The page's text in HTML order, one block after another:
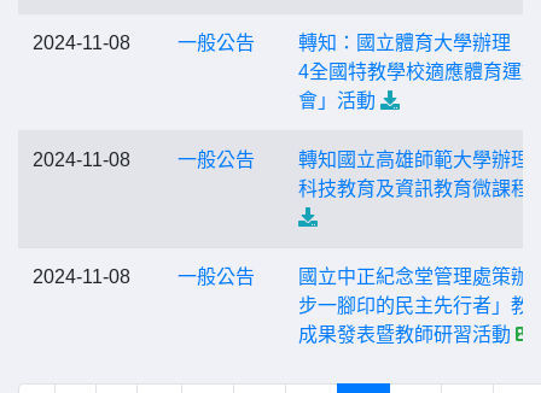
2024-11-08 一般公告
轉知：國立體育大學辦理「
4全國特教學校適應體育運動
會」活動
2024-11-08 一般公告
轉知國立高雄師範大學辦理
科技教育及資訊教育微課程
2024-11-08 一般公告
國立中正紀念堂管理處策辦
步一腳印的民主先行者」教
成果發表暨教師研習活動